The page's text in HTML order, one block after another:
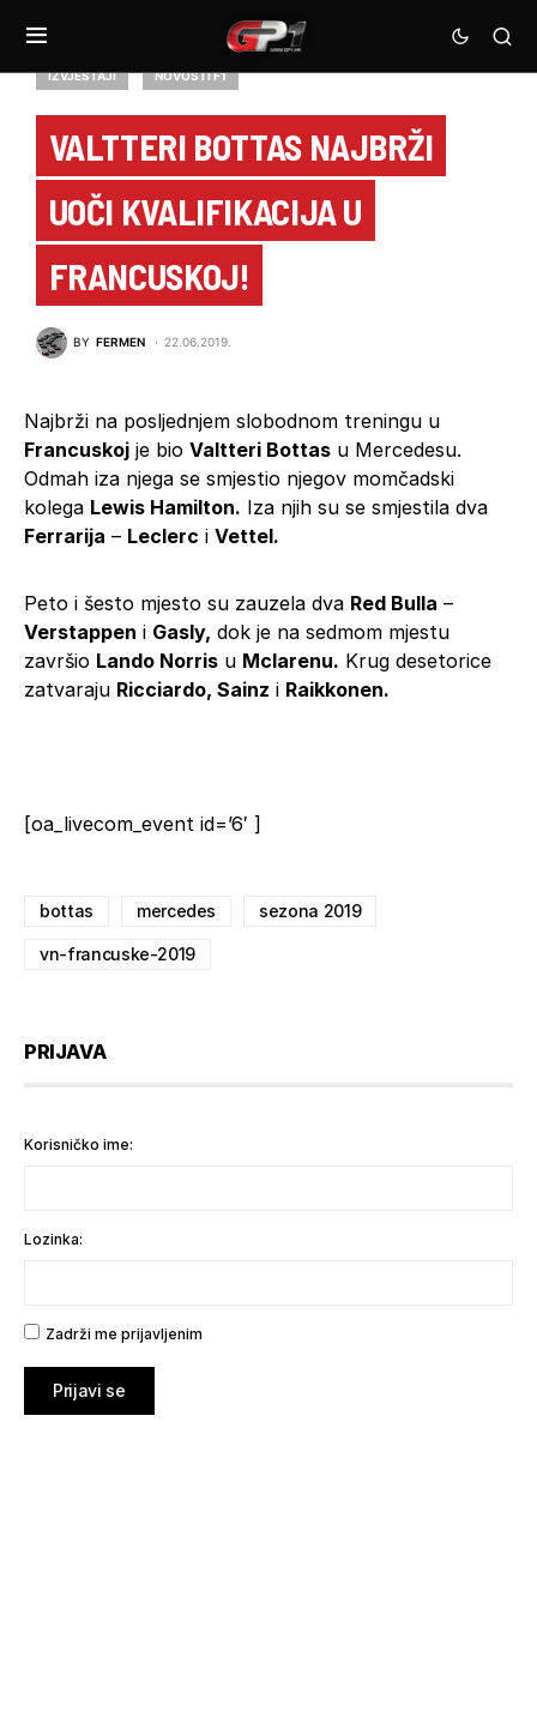
IZVJEŠTAJI NOVOSTI F1
VALTTERI BOTTAS NAJBRŽI
UOČI KVALIFIKACIJA U
FRANCUSKOJ!
BY FERMEN 22.06.2019.
Najbrži na posljednjem slobodnom treningu u
Francuskoj je bio Valtteri Bottas u Mercedesu.
Odmah iza njega se smjestio njegov momčadski
kolega Lewis Hamilton. Iza njih su se smjestila dva
Ferrarija – Leclerc i Vettel.
Peto i šesto mjesto su zauzela dva Red Bulla –
Verstappen i Gasly, dok je na sedmom mjestu
završio Lando Norris u Mclarenu. Krug desetorice
zatvaraju Ricciardo, Sainz i Raikkonen.
[oa_livecom_event id=’6′ ]
bottas mercedes sezona 2019
vn-francuske-2019
PRIJAVA
Korisničko ime:
Lozinka:
Zadrži me prijavljenim
Prijavi se